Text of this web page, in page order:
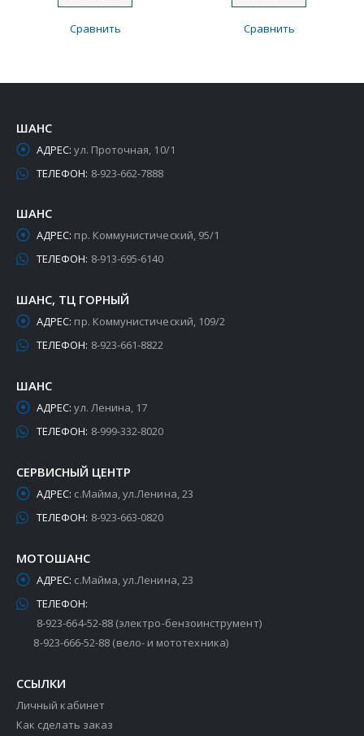
Сравнить Сравнить
ШАНС
АДРЕС: ул. Проточная, 10/1
ТЕЛЕФОН: 8-923-662-7888
ШАНС
АДРЕС: пр. Коммунистический, 95/1
ТЕЛЕФОН: 8-913-695-6140
ШАНС, ТЦ ГОРНЫЙ
АДРЕС: пр. Коммунистический, 109/2
ТЕЛЕФОН: 8-923-661-8822
ШАНС
АДРЕС: ул. Ленина, 17
ТЕЛЕФОН: 8-999-332-8020
СЕРВИСНЫЙ ЦЕНТР
АДРЕС: с.Майма, ул.Ленина, 23
ТЕЛЕФОН: 8-923-663-0820
МОТОШАНС
АДРЕС: с.Майма, ул.Ленина, 23
ТЕЛЕФОН:
8-923-664-52-88 (электро-бензоинструмент)
8-923-666-52-88 (вело- и мототехника)
ССЫЛКИ
Личный кабинет
Как сделать заказ